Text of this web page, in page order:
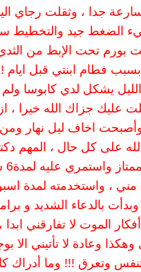
جدا ، وثقلت رجاي
الضغط جيد والتخطيط
بورم تحت الإبط من
بسبب فطام ابنتي قبل
يشكل لدي كابوسا
عليك جزاك الله خيرا ،
وأصبحت اخاف ليل نهار
على كل حال ، المهم
مني ، واستخدمته لمدة
بالدعاء الشديد و
الموت لا تفارقني
وعادة لا تأتيني
وتعرق !!! وما أدراك